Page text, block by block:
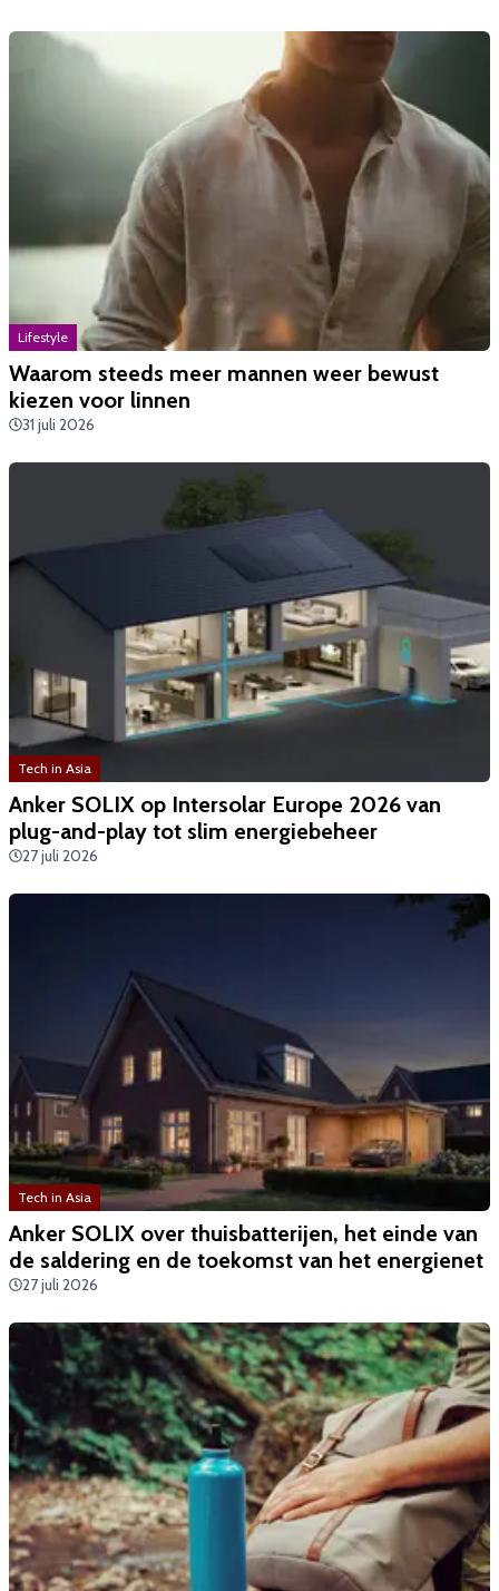
Lifestyle
Waarom steeds meer mannen weer bewust
kiezen voor linnen
31 juli 2026
Tech in Asia
Anker SOLIX op Intersolar Europe 2026 van
plug-and-play tot slim energiebeheer
27 juli 2026
Tech in Asia
Anker SOLIX over thuisbatterijen, het einde van
de saldering en de toekomst van het energienet
27 juli 2026